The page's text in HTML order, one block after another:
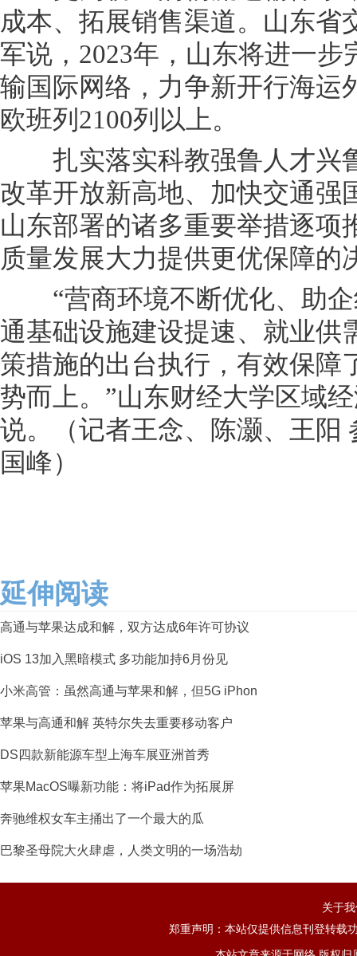
成本、拓展销售渠道。山东省
军说，2023年，山东将进一
输国际网络，力争新开行海运
欧班列2100列以上。
扎实落实科教强鲁人才兴
改革开放新高地、加快交通
山东部署的诸多重要举措逐项
质量发展大力提供更优保障的
“营商环境不断优化、助企
通基础设施建设提速、就业供
策措施的出台执行，有效保障
势而上。”山东财经大学区域
说。（记者王念、陈灏、王阳
国峰）
延伸阅读
高通与苹果达成和解，双方达成6年许可协议
iOS 13加入黑暗模式 多功能加持6月份见
小米高管：虽然高通与苹果和解，但5G iPhon
苹果与高通和解 英特尔失去重要移动客户
DS四款新能源车型上海车展亚洲首秀
苹果MacOS曝新功能：将iPad作为拓展屏
奔驰维权女车主捅出了一个最大的瓜
巴黎圣母院大火肆虐，人类文明的一场浩劫
关于
郑重声明：本站仅提供信息刊登转载